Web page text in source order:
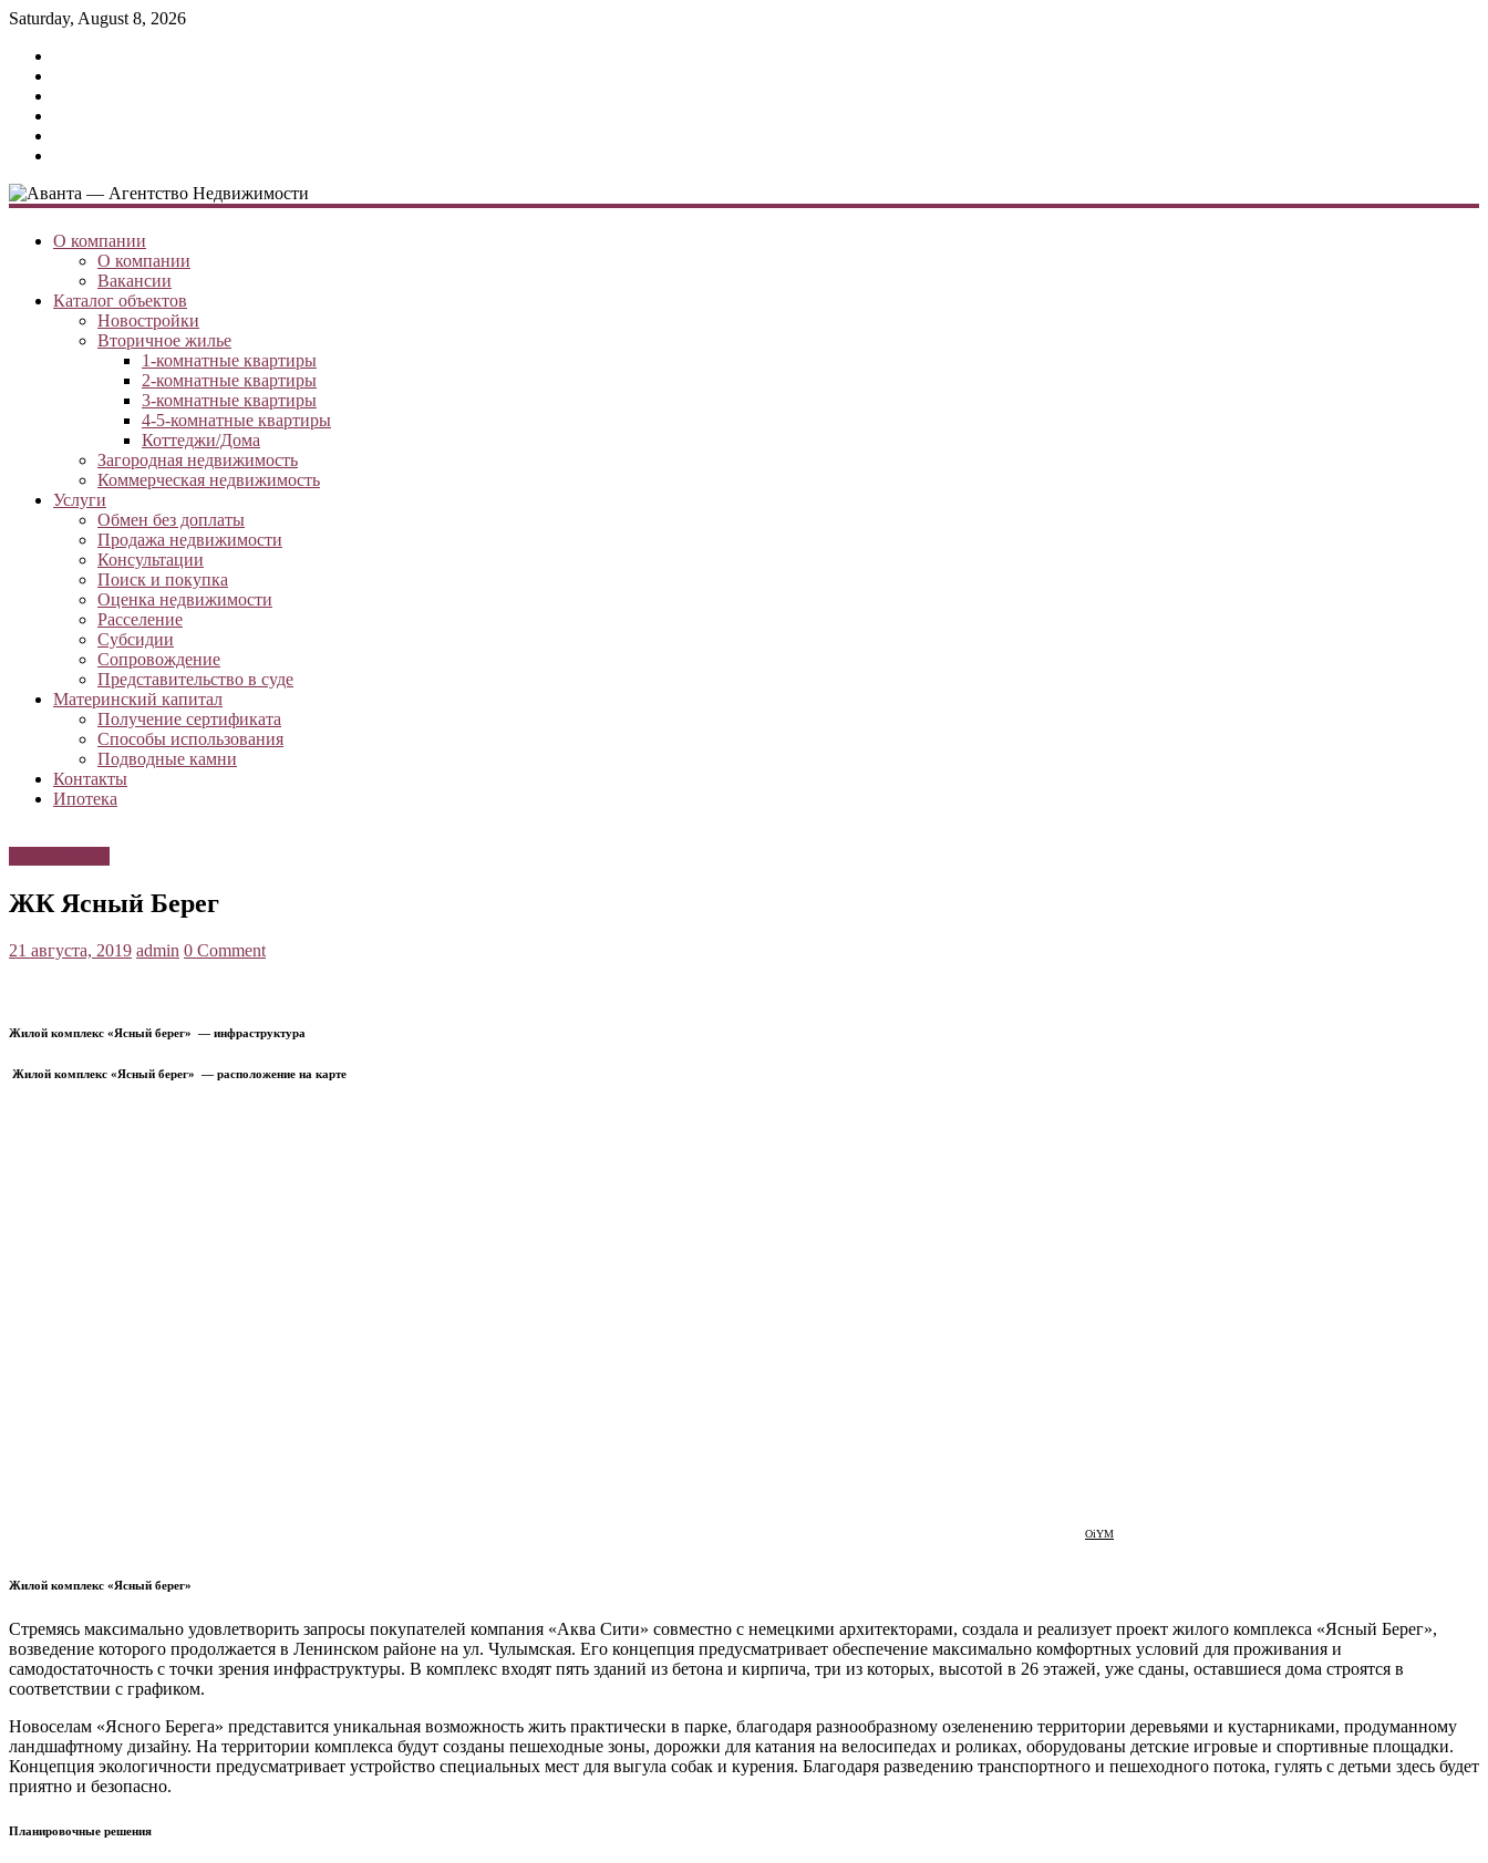
Saturday, August 8, 2026
О компании
О компании
Вакансии
Каталог объектов
Новостройки
Вторичное жилье
1-комнатные квартиры
2-комнатные квартиры
3-комнатные квартиры
4-5-комнатные квартиры
Коттеджи/Дома
Загородная недвижимость
Коммерческая недвижимость
Услуги
Обмен без доплаты
Продажа недвижимости
Консультации
Поиск и покупка
Оценка недвижимости
Расселение
Субсидии
Сопровождение
Представительство в суде
Материнский капитал
Получение сертификата
Способы использования
Подводные камни
Контакты
Ипотека
ЖК Ясный Берег
21 августа, 2019 admin 0 Comment
Жилой комплекс «Ясный берег» — инфраструктура
Жилой комплекс «Ясный берег» — расположение на карте
OiYM
Жилой комплекс «Ясный берег»
Стремясь максимально удовлетворить запросы покупателей компания «Аква Сити» совместно с немецкими архитекторами, создала и реализует проект жилого комплекса «Ясный Берег»,
возведение которого продолжается в Ленинском районе на ул. Чулымская. Его концепция предусматривает обеспечение максимально комфортных условий для проживания и
самодостаточность с точки зрения инфраструктуры. В комплекс входят пять зданий из бетона и кирпича, три из которых, высотой в 26 этажей, уже сданы, оставшиеся дома строятся в
соответствии с графиком.
Новоселам «Ясного Берега» представится уникальная возможность жить практически в парке, благодаря разнообразному озеленению территории деревьями и кустарниками, продуманному
ландшафтному дизайну. На территории комплекса будут созданы пешеходные зоны, дорожки для катания на велосипедах и роликах, оборудованы детские игровые и спортивные площадки.
Концепция экологичности предусматривает устройство специальных мест для выгула собак и курения. Благодаря разведению транспортного и пешеходного потока, гулять с детьми здесь будет
приятно и безопасно.
Планировочные решения